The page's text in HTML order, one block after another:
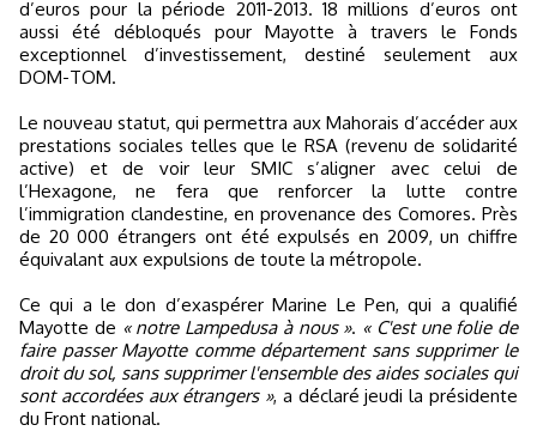
d’euros pour la période 2011-2013. 18 millions d’euros ont
aussi été débloqués pour Mayotte à travers le Fonds
exceptionnel d’investissement, destiné seulement aux
DOM-TOM.
Le nouveau statut, qui permettra aux Mahorais d’accéder aux
prestations sociales telles que le RSA (revenu de solidarité
active) et de voir leur SMIC s’aligner avec celui de
l’Hexagone, ne fera que renforcer la lutte contre
l’immigration clandestine, en provenance des Comores. Près
de 20 000 étrangers ont été expulsés en 2009, un chiffre
équivalant aux expulsions de toute la métropole.
Ce qui a le don d’exaspérer Marine Le Pen, qui a qualifié
Mayotte de « notre Lampedusa à nous ». « C'est une folie de
faire passer Mayotte comme département sans supprimer le
droit du sol, sans supprimer l'ensemble des aides sociales qui
sont accordées aux étrangers », a déclaré jeudi la présidente
du Front national.